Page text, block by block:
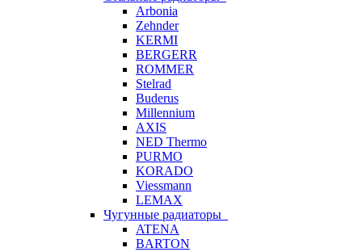
Arbonia
Zehnder
KERMI
BERGERR
ROMMER
Stelrad
Buderus
Millennium
AXIS
NED Thermo
PURMO
KORADO
Viessmann
LEMAX
Чугунные радиаторы
ATENA
BARTON